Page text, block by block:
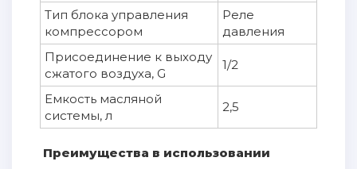
Тип блока управления
компрессором
Реле
давления
Присоединение к выходу
сжатого воздуха, G
1/2
Емкость масляной
системы, л
2,5
Преимущества в использовании